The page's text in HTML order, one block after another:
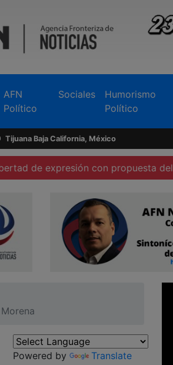
AFN
Político
Sociales
Humorismo
Político
Tijuana Baja California, México
con propuesta del gobierno
Powered by
Translate